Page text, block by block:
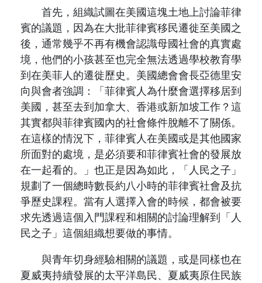
首先，組織試圖在美國這塊土地上討論菲律
賓的議題，因為在大批菲律賓移民遷徙至美國之
後，通常幾乎不再有機會認識母國社會的真實處
境，他們的小孩甚至也完全無法透過學校教育學
到在美菲人的遷徙歷史。美國總會會長亞德里安
向與會者強調：「菲律賓人為什麼會選擇移居到
美國，甚至去到加拿大、香港或新加坡工作？這
其實都與菲律賓國內的社會條件脫離不了關係。
在這樣的情況下，菲律賓人在美國或是其他國家
所面對的處境，是必須要和菲律賓社會的發展放
在一起看的。」也正是因為如此，「人民之子」
規劃了一個總時數長約八小時的菲律賓社會及抗
爭歷史課程。當有人選擇入會的時候，都會被要
求先透過這個入門課程和相關的討論理解到「人
民之子」這個組織想要做的事情。
與青年切身經驗相關的議題，或是同樣也在
夏威夷持續發展的太平洋島民、夏威夷原住民族